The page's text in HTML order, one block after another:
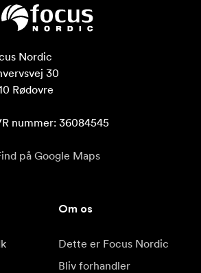
Nordic
30
Rødovre
nummer: 36084545
på Google Maps
Om os
Dette er Focus Nordic
Bliv forhandler